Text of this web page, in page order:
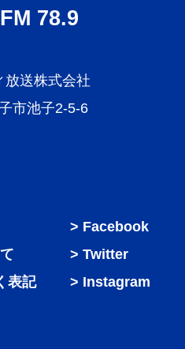
78.9
放送株式会社
市池子2-5-6
表記
Facebook
Twitter
Instagram